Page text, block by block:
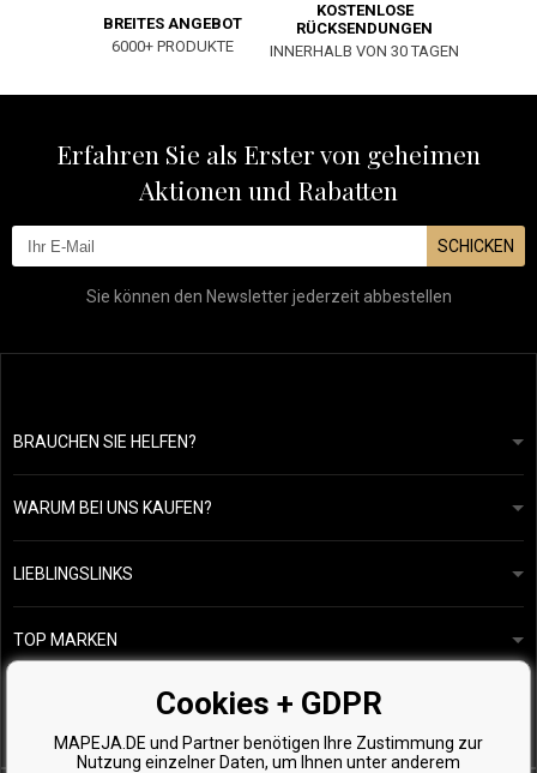
BREITES ANGEBOT
6000+ PRODUKTE
KOSTENLOSE
RÜCKSENDUNGEN
INNERHALB VON 30 TAGEN
Erfahren Sie als Erster von geheimen
Aktionen und Rabatten
SCHICKEN
Sie können den Newsletter jederzeit abbestellen
BRAUCHEN SIE HELFEN?
info@mapeja.de
Wir werden innerhalb von 24 Stunden antworten.
WARUM BEI UNS KAUFEN?
Allgemeine geschäftsbedingungen
Datenschutzerklärung
Übersicht über Zahlungen und Versand
Rückgabe von Waren
LIEBLINGSLINKS
Unsere Geschichte
Kostenlose Produktproben
TOP MARKEN
Kérastase
Wella Professionals
Zenz Organic
Cookies + GDPR
MAPEJA.DE und Partner benötigen Ihre Zustimmung zur
Nutzung einzelner Daten, um Ihnen unter anderem